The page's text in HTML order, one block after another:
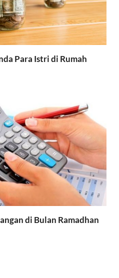
Para Istri di Rumah
di Bulan Ramadhan